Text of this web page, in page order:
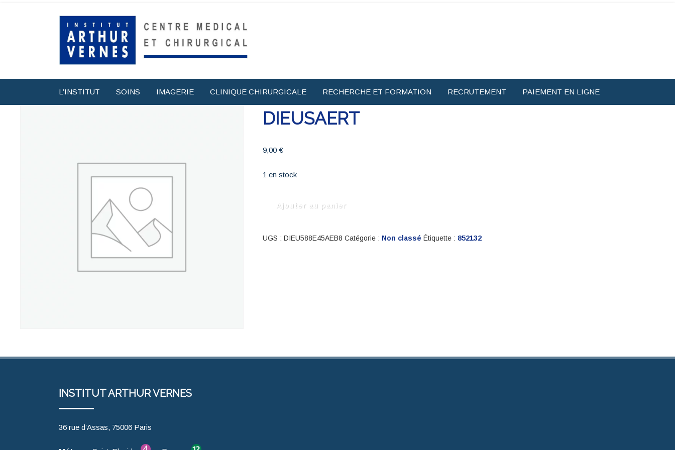
L’INSTITUT SOINS IMAGERIE CLINIQUE CHIRURGICALE RECHERCHE ET FORMATION RECRUTEMENT PAIEMENT EN LIGNE
DIEUSAERT
9,00 €
1 en stock
Ajouter au panier
UGS : DIEU588E45AEB8 Catégorie : Non classé Étiquette : 852132
INSTITUT ARTHUR VERNES
36 rue d’Assas, 75006 Paris